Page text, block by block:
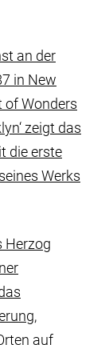
an der
in New
of Wonders
zeigt das
die erste
Werks
Herzog
auf